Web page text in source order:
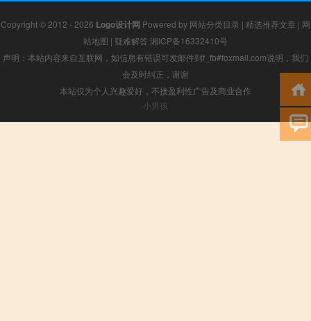
Copyright © 2012 - 2026 Logo设计网 Powered by 网站分类目录 | 精选推荐文章 | 网
站地图 | 疑难解答 湘ICP备16332410号
声明：本站内容来自互联网，如信息有错误可发邮件到f_fb#foxmail.com说明，我们
会及时纠正，谢谢
本站仅为个人兴趣爱好，不接盈利性广告及商业合作
小男孩